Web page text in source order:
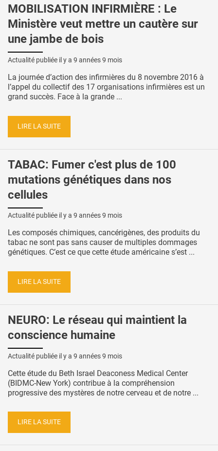
MOBILISATION INFIRMIÈRE : Le
Ministère veut mettre un cautère sur
une jambe de bois
Actualité publiée il y a 9 années 9 mois
La journée d’action des infirmières du 8 novembre 2016 à
l’appel du collectif des 17 organisations infirmières est un
grand succès. Face à la grande ...
LIRE LA SUITE
TABAC: Fumer c'est plus de 100
mutations génétiques dans nos
cellules
Actualité publiée il y a 9 années 9 mois
Les composés chimiques, cancérigènes, des produits du
tabac ne sont pas sans causer de multiples dommages
génétiques. C’est ce que cette étude américaine s’est ...
LIRE LA SUITE
NEURO: Le réseau qui maintient la
conscience humaine
Actualité publiée il y a 9 années 9 mois
Cette étude du Beth Israel Deaconess Medical Center
(BIDMC-New York) contribue à la compréhension
progressive des mystères de notre cerveau et de notre ...
LIRE LA SUITE